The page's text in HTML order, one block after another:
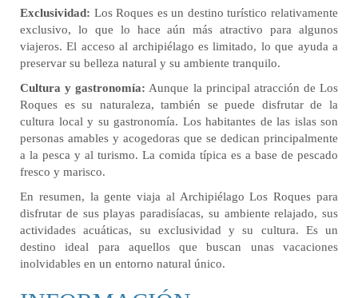
Exclusividad: Los Roques es un destino turístico relativamente
exclusivo, lo que lo hace aún más atractivo para algunos
viajeros. El acceso al archipiélago es limitado, lo que ayuda a
preservar su belleza natural y su ambiente tranquilo.
Cultura y gastronomía: Aunque la principal atracción de Los
Roques es su naturaleza, también se puede disfrutar de la
cultura local y su gastronomía. Los habitantes de las islas son
personas amables y acogedoras que se dedican principalmente
a la pesca y al turismo. La comida típica es a base de pescado
fresco y marisco.
En resumen, la gente viaja al Archipiélago Los Roques para
disfrutar de sus playas paradisíacas, su ambiente relajado, sus
actividades acuáticas, su exclusividad y su cultura. Es un
destino ideal para aquellos que buscan unas vacaciones
inolvidables en un entorno natural único.